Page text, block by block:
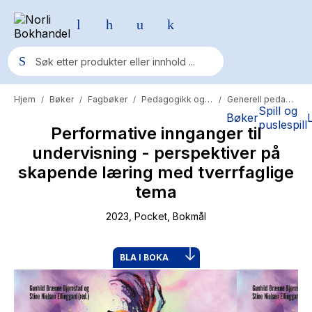
BøkerSpill og
puslespill
Populære søk
Pokemon
One piece
Fury Bound - Sable Sorensen
Hypopressiv trening
Hjem / Bøker / Fagbøker / Pedagogikk og psykologi / Generell pedagogikk
Performative innganger til
undervisning - perspektiver på
skapende læring med tverrfaglige
tema
2023 , Pocket , Bokmål
BLA I BOKA